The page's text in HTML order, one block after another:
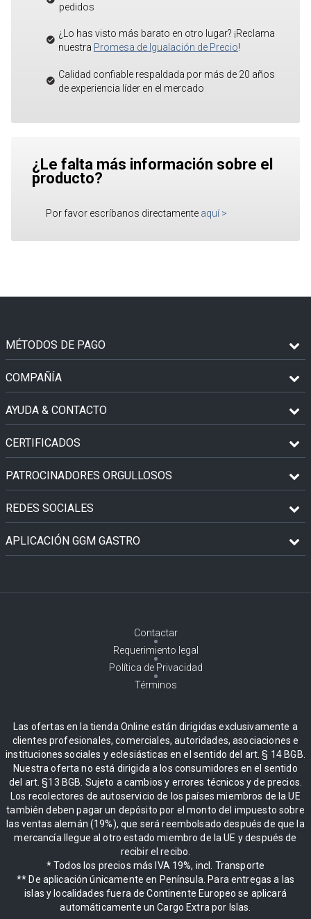
pedidos
¿Lo has visto más barato en otro lugar? ¡Reclama
nuestra Promesa de Igualación de Precio!
Calidad confiable respaldada por más de 20 años
de experiencia líder en el mercado
¿Le falta más información sobre el
producto?
Por favor escríbanos directamente aquí >
MÉTODOS DE PAGO
COMPAÑÍA
AYUDA & CONTACTO
CERTIFICADOS
PATROCINADORES ORGULLOSOS
REDES SOCIALES
APLICACIÓN GGM GASTRO
Contactar
Requerimiento legal
Política de Privacidad
Términos
Las ofertas en la tienda Online están dirigidas exclusivamente a
clientes profesionales, comerciales, autoridades, asociaciones e
instituciones sociales y eclesiásticas en el sentido del art. § 14 BGB.
Nuestra oferta no está dirigida a los consumidores en el sentido
del art. §13 BGB. Sujeto a cambios y errores técnicos y de precios.
Los recolectores de autoservicio de los países miembros de la UE
también deben pagar un depósito por el monto del impuesto sobre
las ventas alemán (19%), que será reembolsado después de que la
mercancía llegue al otro estado miembro de la UE y después de
recibir el recibo.
* Todos los precios más IVA 19%, incl. Transporte
** De aplicación únicamente en Península. Para entregas a las
islas y localidades fuera de Continente Europeo se aplicará
automáticamente un Cargo Extra por Islas.